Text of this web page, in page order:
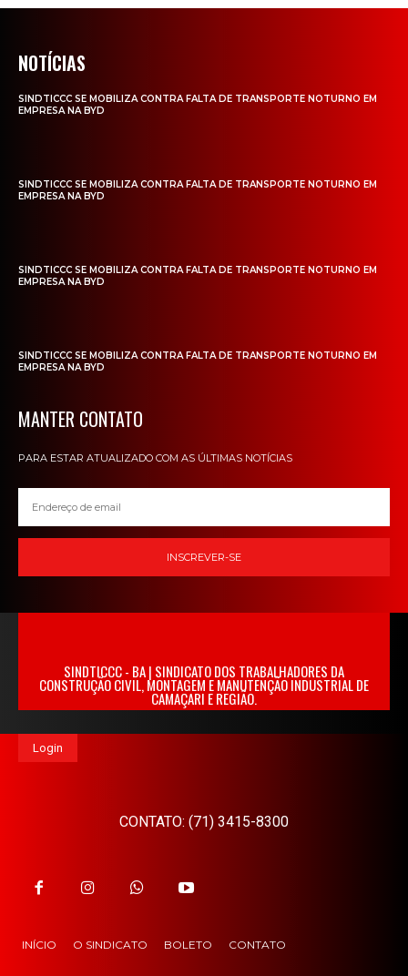
NOTÍCIAS
SINDTICCC SE MOBILIZA CONTRA FALTA DE TRANSPORTE NOTURNO EM
EMPRESA NA BYD
SINDTICCC SE MOBILIZA CONTRA FALTA DE TRANSPORTE NOTURNO EM
EMPRESA NA BYD
SINDTICCC SE MOBILIZA CONTRA FALTA DE TRANSPORTE NOTURNO EM
EMPRESA NA BYD
SINDTICCC SE MOBILIZA CONTRA FALTA DE TRANSPORTE NOTURNO EM
EMPRESA NA BYD
MANTER CONTATO
PARA ESTAR ATUALIZADO COM AS ÚLTIMAS NOTÍCIAS
INSCREVER-SE
SINDTICCC - BA | SINDICATO DOS TRABALHADORES DA
CONSTRUÇÃO CIVIL, MONTAGEM E MANUTENÇÃO INDUSTRIAL DE
CAMAÇARI E REGIÃO.
Login
CONTATO: (71) 3415-8300
INÍCIO O SINDICATO BOLETO CONTATO